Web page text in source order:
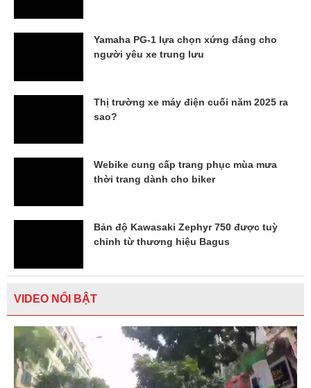
Yamaha PG-1 lựa chọn xứng đáng cho
người yêu xe trung lưu
Thị trường xe máy điện cuối năm 2025 ra
sao?
Webike cung cấp trang phục mùa mưa
thời trang dành cho biker
Bản độ Kawasaki Zephyr 750 được tuỳ
chỉnh từ thương hiệu Bagus
VIDEO NỔI BẬT